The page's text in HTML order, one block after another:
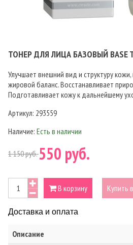
ТОНЕР ДЛЯ ЛИЦА БАЗОВЫЙ BASE
Улучшает внешний вид и структуру
жировой баланс. Восстанавливает
Подготавливает кожу к дальнейшему
Артикул: 293559
Наличие: Есть в наличии
1 150 руб.550 руб.
В корзину Купить
Доставка и оплата
Описание